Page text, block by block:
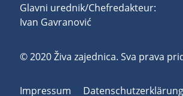
Glavni urednik/Chefredakteur:
Ivan Gavranović
© 2020 Živa zajednica. Sva prava
Impressum
Datenschutzerklärung